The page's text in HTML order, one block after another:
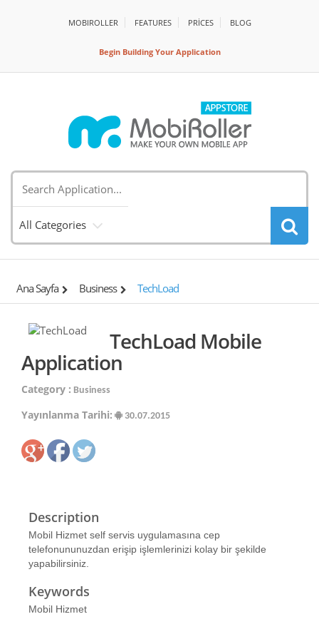
MOBIROLLER FEATURES PRİCES BLOG
Begin Building Your Application
All Categories
Ana Sayfa Business TechLoad
TechLoad Mobile
Application
Category : Business
Yayınlanma Tarihi: 30.07.2015
Description
Mobil Hizmet self servis uygulamasına cep
telefonununuzdan erişip işlemlerinizi kolay bir şekilde
yapabilirsiniz.
Keywords
Mobil Hizmet